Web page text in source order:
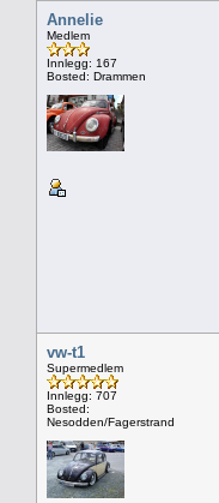
Annelie
Medlem
Innlegg: 167
Bosted: Drammen
vw-t1
Supermedlem
Innlegg: 707
Bosted:
Nesodden/Fagerstrand